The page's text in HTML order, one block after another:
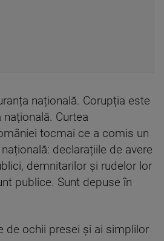
națională. Corupția este
Curtea
tocmai ce a comis un
declarațiile de avere
demnitarilor și rudelor lor
publice. Sunt depuse în
de ochii presei și ai simplilor